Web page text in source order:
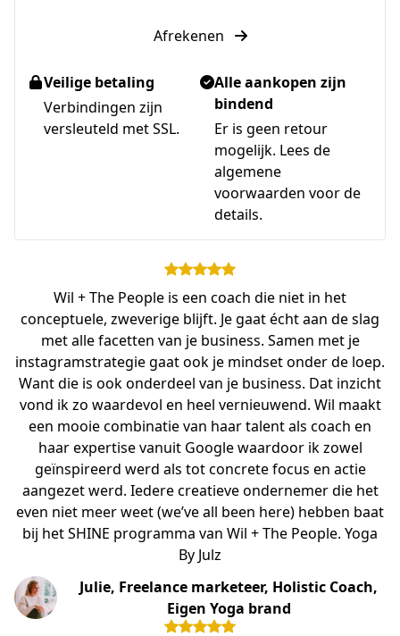
Afrekenen
Veilige betaling
Verbindingen zijn
versleuteld met SSL.
Alle aankopen zijn
bindend
Er is geen retour
mogelijk. Lees de
algemene
voorwaarden voor de
details.
Wil + The People is een coach die niet in het
conceptuele, zweverige blijft. Je gaat écht aan de slag
met alle facetten van je business. Samen met je
instagramstrategie gaat ook je mindset onder de loep.
Want die is ook onderdeel van je business. Dat inzicht
vond ik zo waardevol en heel vernieuwend. Wil maakt
een mooie combinatie van haar talent als coach en
haar expertise vanuit Google waardoor ik zowel
geïnspireerd werd als tot concrete focus en actie
aangezet werd. Iedere creatieve ondernemer die het
even niet meer weet (we’ve all been here) hebben baat
bij het SHINE programma van Wil + The People. Yoga
By Julz
Julie, Freelance marketeer, Holistic Coach,
Eigen Yoga brand